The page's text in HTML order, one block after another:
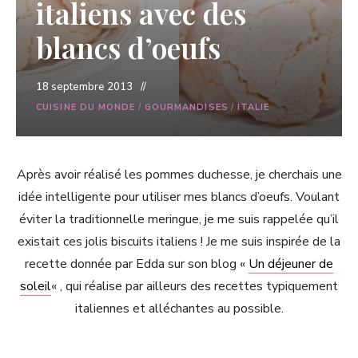
italiens avec des
blancs d’oeufs
18 septembre 2013
CUISINE DU MONDE / GOURMANDISES / ITALIE
Après avoir réalisé les pommes duchesse, je cherchais une
idée intelligente pour utiliser mes blancs d’oeufs. Voulant
éviter la traditionnelle meringue, je me suis rappelée qu’il
existait ces jolis biscuits italiens ! Je me suis inspirée de la
recette donnée par Edda sur son blog « Un déjeuner de
soleil« , qui réalise par ailleurs des recettes typiquement
italiennes et alléchantes au possible.